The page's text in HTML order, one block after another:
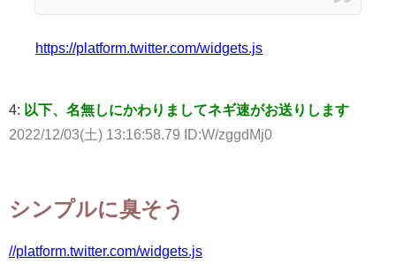
https://platform.twitter.com/widgets.js
4: 以下、名無しにかわりましてネギ速がお送りします
2022/12/03(土) 13:16:58.79 ID:W/zggdMj0
シンプルに臭そう
//platform.twitter.com/widgets.js